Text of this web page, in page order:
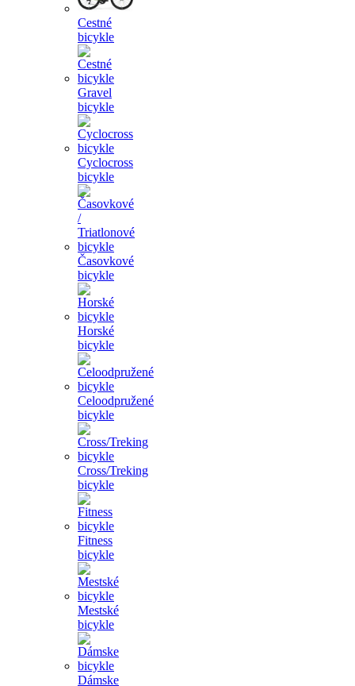
Cestné
bicykle
Gravel
bicykle
Cyclocross
bicykle
Časovkové
bicykle
Horské
bicykle
Celoodpružené
bicykle
Cross/Treking
bicykle
Fitness
bicykle
Mestské
bicykle
Dámske